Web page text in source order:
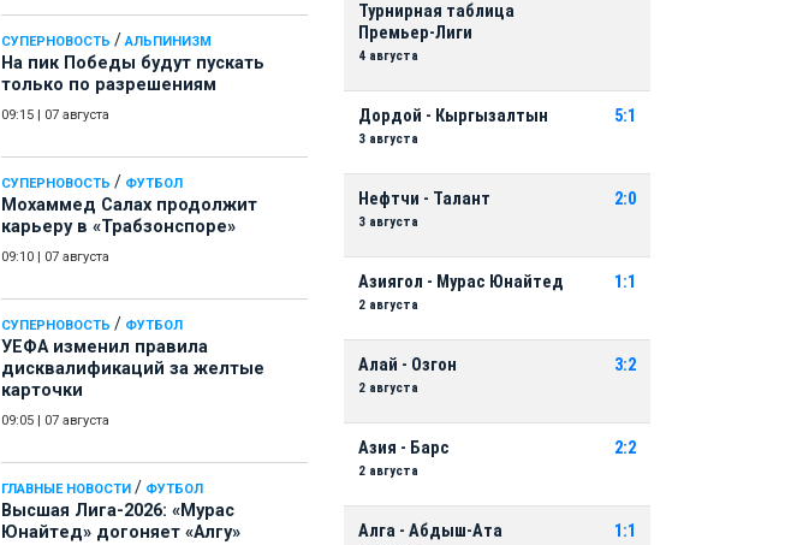
СУПЕРНОВОСТЬ / АЛЬПИНИЗМ
На пик Победы будут пускать
только по разрешениям
09:15 07 августа
СУПЕРНОВОСТЬ / ФУТБОЛ
Мохаммед Салах продолжит
карьеру в «Трабзонспоре»
09:10 07 августа
СУПЕРНОВОСТЬ / ФУТБОЛ
УЕФА изменил правила
дисквалификаций за желтые
карточки
09:05 07 августа
ГЛАВНЫЕ НОВОСТИ / ФУТБОЛ
Высшая Лига-2026: «Мурас
Юнайтед» догоняет «Алгу»
Турнирная таблица
Премьер-Лиги
4 августа
Дордой - Кыргызалтын
3 августа
5:1
Нефтчи - Талант
3 августа
2:0
Азиягол - Мурас Юнайтед
2 августа
1:1
Алай - Озгон
2 августа
3:2
Азия - Барс
2 августа
2:2
Алга - Абдыш-Ата 1:1